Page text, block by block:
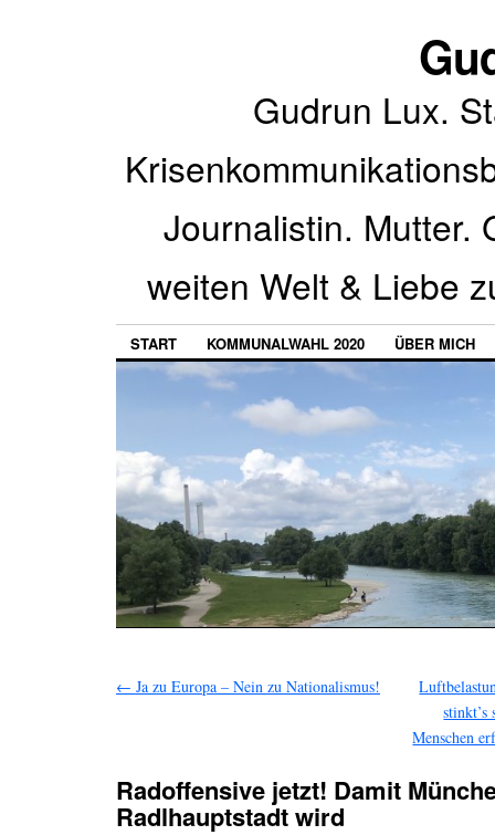
Gudrun Lux.
Journalistin. Mutter.
weiten Welt & Liebe
START KOMMUNALWAHL 2020 ÜBER MICH
← Ja zu Europa – Nein zu Nationalismus!
stinkt’s
Menschen
Radoffensive jetzt! Damit
Radlhauptstadt wird